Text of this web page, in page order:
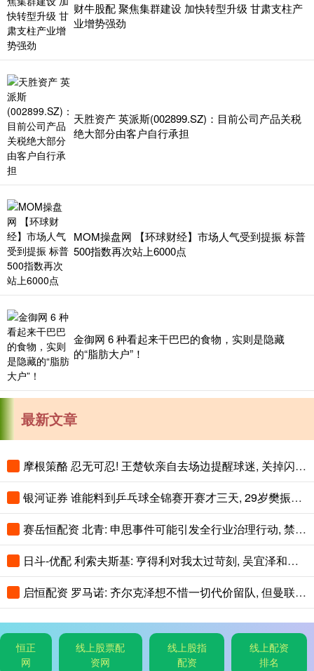
财牛股配 聚焦集群建设 加快转型升级 甘肃支柱产
业增势强劲
天胜资产 英派斯(002899.SZ)：目前公司产品关税
绝大部分由客户自行承担
MOM操盘网 【环球财经】市场人气受到提振 标普
500指数再次站上6000点
金御网 6 种看起来干巴巴的食物，实则是隐藏
的“脂肪大户”！
最新文章
摩根策酪 忍无可忍! 王楚钦亲自去场边提醒球迷, 关掉闪光灯!
银河证券 谁能料到乒乓球全锦赛开赛才三天, 29岁樊振东意外走红全网
赛岳恒配资 北青: 申思事件可能引发全行业治理行动, 禁业人员再受关注
日斗-优配 利索夫斯基: 亨得利对我太过苛刻, 吴宜泽和赵心童简直不可思议!
启恒配资 罗马诺: 齐尔克泽想不惜一切代价留队, 但曼联可能让他走人
恒正
网
线上股票配
资网
线上股指
配资
线上配资
排名